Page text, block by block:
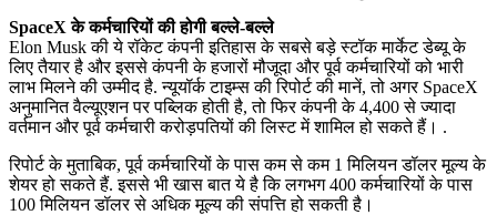
SpaceX के कर्मचारियों की होगी बल्ले-बल्ले
Elon Musk की ये रॉकेट कंपनी इतिहास के सबसे बड़े स्टॉक मार्केट डेब्यू के
लिए तैयार है और इससे कंपनी के हजारों मौजूदा और पूर्व कर्मचारियों को भारी
लाभ मिलने की उम्मीद है. न्यूयॉर्क टाइम्स की रिपोर्ट की मानें, तो अगर SpaceX
अनुमानित वैल्यूएशन पर पब्लिक होती है, तो फिर कंपनी के 4,400 से ज्यादा
वर्तमान और पूर्व कर्मचारी करोड़पतियों की लिस्ट में शामिल हो सकते हैं। .
रिपोर्ट के मुताबिक, पूर्व कर्मचारियों के पास कम से कम 1 मिलियन डॉलर मूल्य के
शेयर हो सकते हैं. इससे भी खास बात ये है कि लगभग 400 कर्मचारियों के पास
100 मिलियन डॉलर से अधिक मूल्य की संपत्ति हो सकती है।